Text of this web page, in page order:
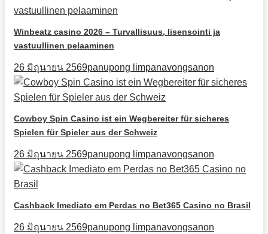
Winbeatz casino 2026 – Turvallisuus, lisensointi ja
vastuullinen pelaaminen
26 มิถุนายน 2569panupong limpanavongsanon
Cowboy Spin Casino ist ein Wegbereiter für sicheres
Spielen für Spieler aus der Schweiz
26 มิถุนายน 2569panupong limpanavongsanon
Cashback Imediato em Perdas no Bet365 Casino no Brasil
26 มิถุนายน 2569panupong limpanavongsanon